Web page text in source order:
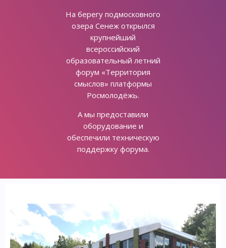
На берегу подмосковного
озера Сенеж открылся
крупнейший
всероссийский
образовательный летний
форум «Территория
смыслов» платформы
Росмолодёжь.
А мы предоставили
оборудование и
обеспечили техническую
поддержку форума.